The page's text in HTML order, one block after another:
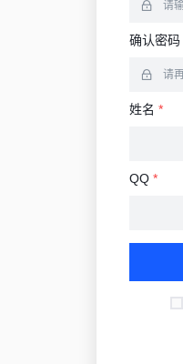
确认密码
姓名 *
QQ *